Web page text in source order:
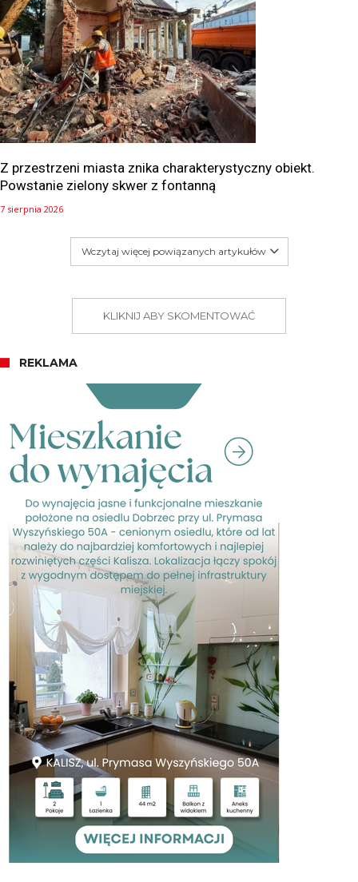
Z przestrzeni miasta znika charakterystyczny obiekt.
Powstanie zielony skwer z fontanną
7 sierpnia 2026
Wczytaj więcej powiązanych artykułów
KLIKNIJ ABY SKOMENTOWAĆ
REKLAMA